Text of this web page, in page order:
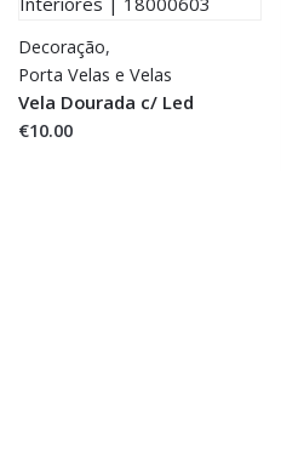
Decoração,
Porta Velas e Velas
Vela Dourada c/ Led
€10.00